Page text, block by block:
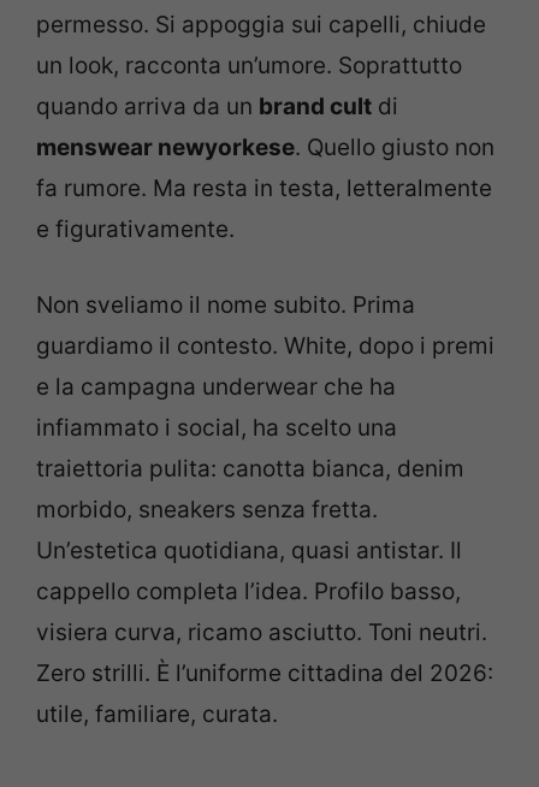
permesso. Si appoggia sui capelli, chiude
un look, racconta un’umore. Soprattutto
quando arriva da un brand cult di
menswear newyorkese. Quello giusto non
fa rumore. Ma resta in testa, letteralmente
e figurativamente.
Non sveliamo il nome subito. Prima
guardiamo il contesto. White, dopo i premi
e la campagna underwear che ha
infiammato i social, ha scelto una
traiettoria pulita: canotta bianca, denim
morbido, sneakers senza fretta.
Un’estetica quotidiana, quasi antistar. Il
cappello completa l’idea. Profilo basso,
visiera curva, ricamo asciutto. Toni neutri.
Zero strilli. È l’uniforme cittadina del 2026:
utile, familiare, curata.